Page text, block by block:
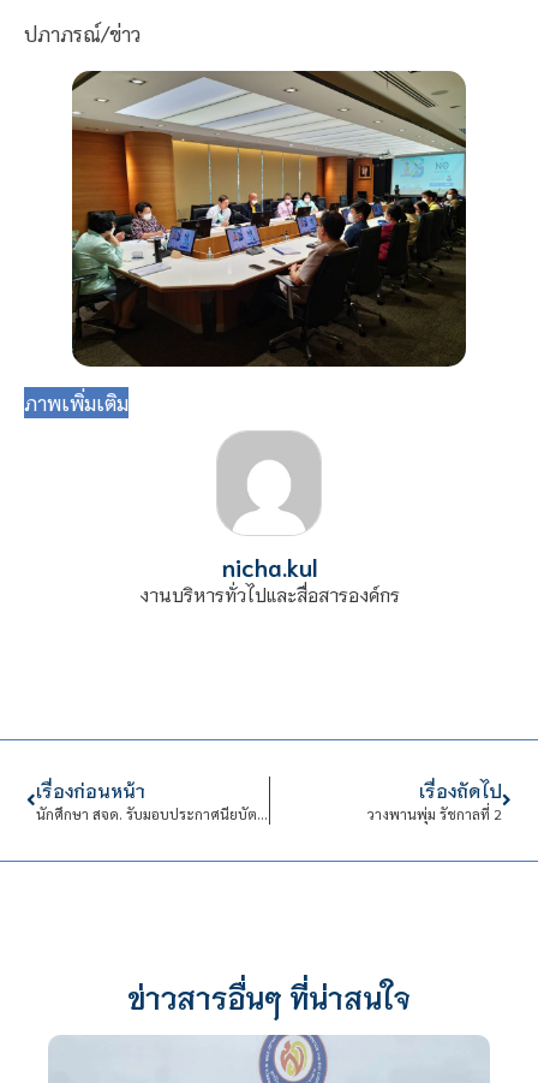
ปภาภรณ์/ข่าว
ภาพเพิ่มเติม
nicha.kul
งานบริหารทั่วไปและสื่อสารองค์กร
เรื่องก่อนหน้า
นักศึกษา สจด. รับมอบประกาศนียบัตรนักออกแบบบรรจุภัณฑ์
เรื่องถัดไป
วางพานพุ่ม รัชกาลที่ 2
ข่าวสารอื่นๆ ที่น่าสนใจ